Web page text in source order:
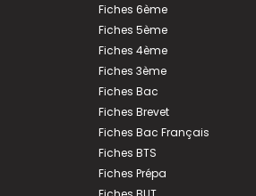
Fiches 6ème
Fiches 5ème
Fiches 4ème
Fiches 3ème
Fiches Bac
Fiches Brevet
Fiches Bac Français
Fiches BTS
Fiches Prépa